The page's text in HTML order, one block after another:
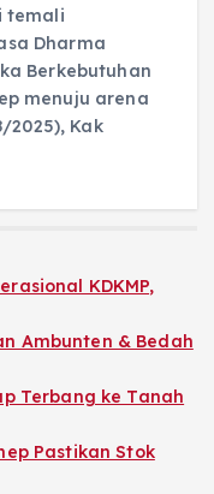
temali
Dharma
Berkebutuhan
menuju arena
2025), Kak
KDKMP,
Ambunten & Bedah
Terbang ke Tanah
Pastikan Stok